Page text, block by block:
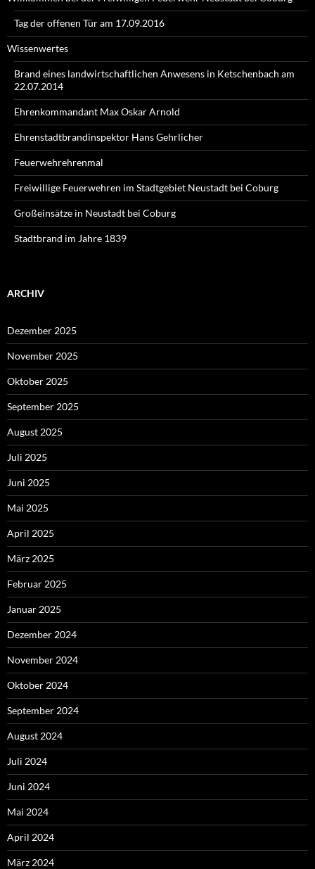
Tag der offenen Tür am 17.09.2016
Wissenwertes
Brand eines landwirtschaftlichen Anwesens in Ketschenbach am
22.07.2014
Ehrenkommandant Max Oskar Arnold
Ehrenstadtbrandinspektor Hans Gehrlicher
Feuerwehrehrenmal
Freiwillige Feuerwehren im Stadtgebiet Neustadt bei Coburg
Großeinsätze in Neustadt bei Coburg
Stadtbrand im Jahre 1839
ARCHIV
Dezember 2025
November 2025
Oktober 2025
September 2025
August 2025
Juli 2025
Juni 2025
Mai 2025
April 2025
März 2025
Februar 2025
Januar 2025
Dezember 2024
November 2024
Oktober 2024
September 2024
August 2024
Juli 2024
Juni 2024
Mai 2024
April 2024
März 2024